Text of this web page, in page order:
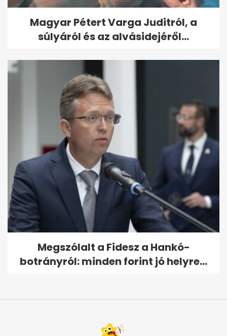
Magyar Pétert Varga Juditról, a
súlyáról és az alvásidejéről...
Megszólalt a Fidesz a Hankó-
botrányról: minden forint jó helyre...